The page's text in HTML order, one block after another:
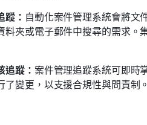
蹤： 自動化案件管理系統會將文
料夾或電子郵件中搜尋的需求
追蹤： 案件管理追蹤系統可即時
了變更，以支援合規性與問責